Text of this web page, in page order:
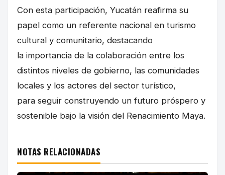
Con esta participación, Yucatán reafirma su
papel como un referente nacional en turismo
cultural y comunitario, destacando
la importancia de la colaboración entre los
distintos niveles de gobierno, las comunidades
locales y los actores del sector turístico,
para seguir construyendo un futuro próspero y
sostenible bajo la visión del Renacimiento Maya.
NOTAS RELACIONADAS